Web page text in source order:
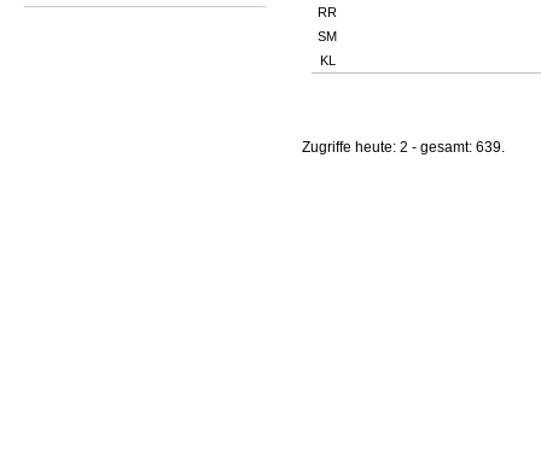
Zugriffe heute: 2 - gesamt: 639.